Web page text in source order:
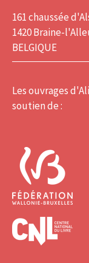
161 chaussée
1420 Braine-
BELGIQUE
Les ouvrages
soutien de :